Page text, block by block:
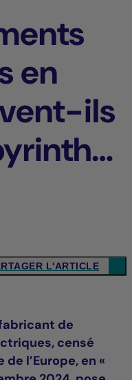
en
ils
L'ARTICLE
de
censé
l’Europe, en «